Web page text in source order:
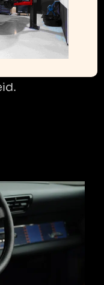
jouw auto
op de weg
van jouw